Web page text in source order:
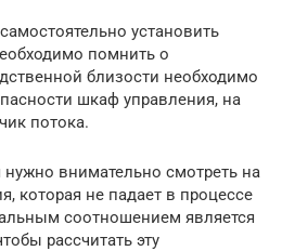
установить
помнить о
близости необходимо
шкаф управления, на
потока.
внимательно смотреть на
которая не падает в процессе
соотношением является
рассчитать эту